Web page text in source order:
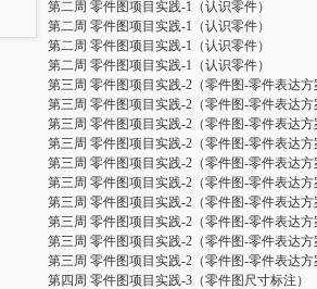
第二周 零件图项目实践-1（认识零件）
第二周 零件图项目实践-1（认识零件）
第二周 零件图项目实践-1（认识零件）
第二周 零件图项目实践-1（认识零件）
第三周 零件图项目实践-2（零件图-零件表达方
第三周 零件图项目实践-2（零件图-零件表达方
第三周 零件图项目实践-2（零件图-零件表达方
第三周 零件图项目实践-2（零件图-零件表达方
第三周 零件图项目实践-2（零件图-零件表达方
第三周 零件图项目实践-2（零件图-零件表达方
第三周 零件图项目实践-2（零件图-零件表达方
第三周 零件图项目实践-2（零件图-零件表达方
第三周 零件图项目实践-2（零件图-零件表达方
第三周 零件图项目实践-2（零件图-零件表达方
第四周 零件图项目实践-3（零件图尺寸标注）